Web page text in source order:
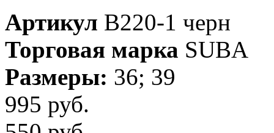
Артикул B220-1 черн
Торговая марка SUBA
Размеры: 36; 39
995 руб.